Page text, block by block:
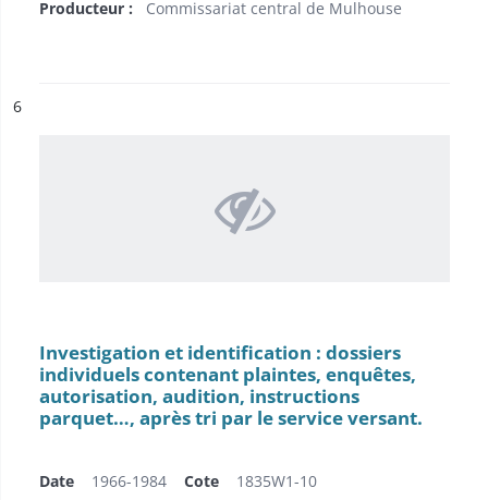
Producteur : Commissariat central de Mulhouse
n°
6
Investigation et identification : dossiers
individuels contenant plaintes, enquêtes,
autorisation, audition, instructions
parquet…, après tri par le service versant.
Date 1966-1984 Cote 1835W1-10